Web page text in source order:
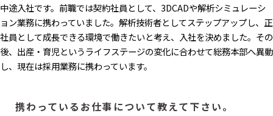
中途入社です。前職では契約社員として、3DCADや解析シミュレーシ
ョン業務に携わっていました。解析技術者としてステップアップし、正
社員として成長できる環境で働きたいと考え、入社を決めました。その
後、出産・育児というライフステージの変化に合わせて総務本部へ異動
し、現在は採用業務に携わっています。
携わっているお仕事について教えて下さい。